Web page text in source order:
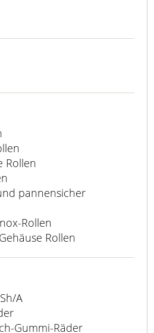
Rollen
pannensicher
Rollen
Rollen
A
Gummi-Räder